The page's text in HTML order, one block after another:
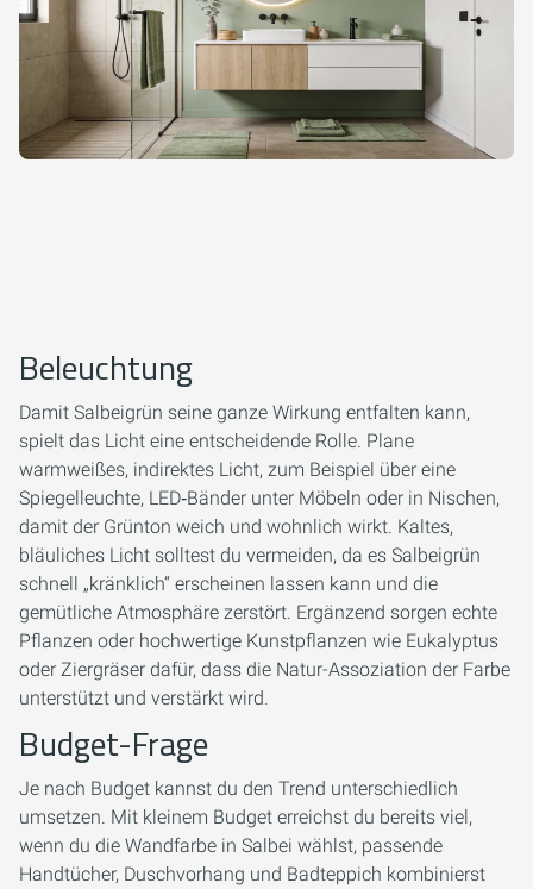
Beleuchtung
Damit Salbeigrün seine ganze Wirkung entfalten kann,
spielt das Licht eine entscheidende Rolle. Plane
warmweißes, indirektes Licht, zum Beispiel über eine
Spiegelleuchte, LED‑Bänder unter Möbeln oder in Nischen,
damit der Grünton weich und wohnlich wirkt. Kaltes,
bläuliches Licht solltest du vermeiden, da es Salbeigrün
schnell „kränklich“ erscheinen lassen kann und die
gemütliche Atmosphäre zerstört. Ergänzend sorgen echte
Pflanzen oder hochwertige Kunstpflanzen wie Eukalyptus
oder Ziergräser dafür, dass die Natur-Assoziation der Farbe
unterstützt und verstärkt wird.
Budget-Frage
Je nach Budget kannst du den Trend unterschiedlich
umsetzen. Mit kleinem Budget erreichst du bereits viel,
wenn du die Wandfarbe in Salbei wählst, passende
Handtücher, Duschvorhang und Badteppich kombinierst